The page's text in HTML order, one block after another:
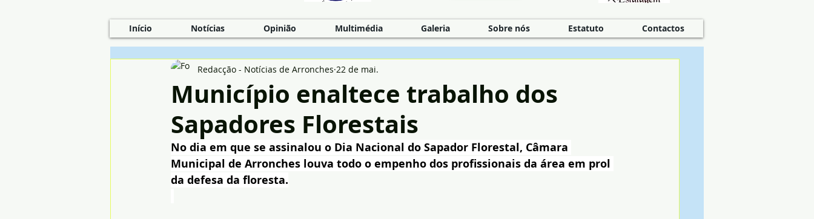
Início Notícias Opinião Multimédia Galeria Sobre nós Estatuto Contactos
Município enaltece trabalho dos
Sapadores Florestais
Redacção - Notícias de Arronches 22 de mai.
No dia em que se assinalou o Dia Nacional do Sapador Florestal, Câmara
Municipal de Arronches louva todo o empenho dos profissionais da área em prol
da defesa da floresta.